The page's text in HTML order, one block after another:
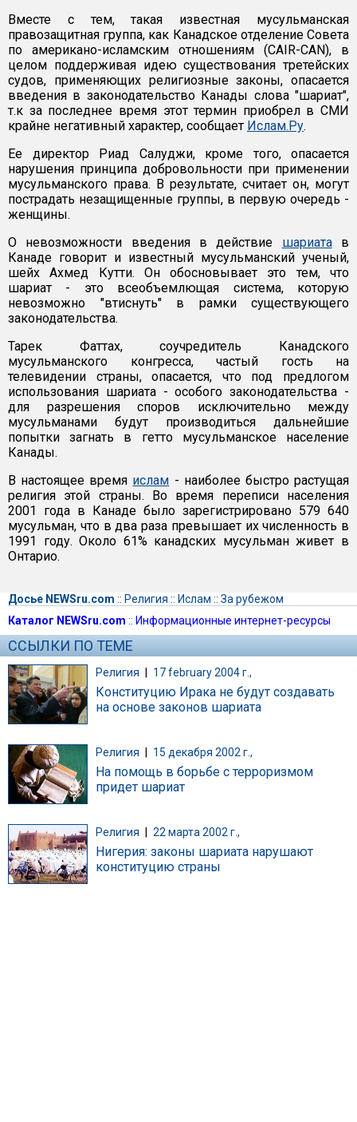
Вместе с тем, такая известная мусульманская
правозащитная группа, как Канадское отделение Совета
по американо-исламским отношениям (CAIR-CAN), в
целом поддерживая идею существования третейских
судов, применяющих религиозные законы, опасается
введения в законодательство Канады слова "шариат",
т.к за последнее время этот термин приобрел в СМИ
крайне негативный характер, сообщает Ислам.Ру.
Ее директор Риад Салуджи, кроме того, опасается
нарушения принципа добровольности при применении
мусульманского права. В результате, считает он, могут
пострадать незащищенные группы, в первую очередь -
женщины.
О невозможности введения в действие шариатав
Канаде говорит и известный мусульманский ученый,
шейх Ахмед Кутти. Он обосновывает это тем, что
шариат - это всеобъемлющая система, которую
невозможно "втиснуть" в рамки существующего
законодательства.
Тарек Фаттах, соучредитель Канадского
мусульманского конгресса, частый гость на
телевидении страны, опасается, что под предлогом
использования шариата - особого законодательства -
для разрешения споров исключительно между
мусульманами будут производиться дальнейшие
попытки загнать в гетто мусульманское население
Канады.
В настоящее время ислам - наиболее быстро растущая
религия этой страны. Во время переписи населения
2001 года в Канаде было зарегистрировано 579 640
мусульман, что в два раза превышает их численность в
1991 году. Около 61% канадских мусульман живет в
Онтарио.
Досье NEWSru.com :: Религия :: Ислам :: За рубежом
Каталог NEWSru.com :: Информационные интернет-ресурсы
ССЫЛКИ ПО ТЕМЕ
Религия 17 february 2004 г.,
Конституцию Ирака не будут создавать
на основе законов шариата
Религия 15 декабря 2002 г.,
На помощь в борьбе с терроризмом
придет шариат
Религия 22 марта 2002 г.,
Нигерия: законы шариата нарушают
конституцию страны